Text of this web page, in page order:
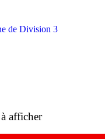
de Division 3
afficher